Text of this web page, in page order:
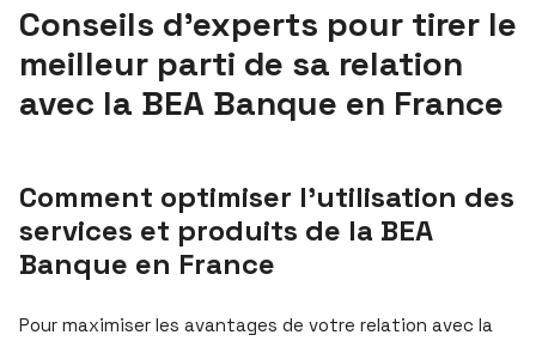
Conseils d’experts pour tirer le
meilleur parti de sa relation
avec la BEA Banque en France
Comment optimiser l’utilisation des
services et produits de la BEA
Banque en France
Pour maximiser les avantages de votre relation avec la